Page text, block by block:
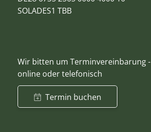
SOLADES1 TBB
Wir bitten um Terminvereinbarung -
online oder telefonisch
Termin buchen